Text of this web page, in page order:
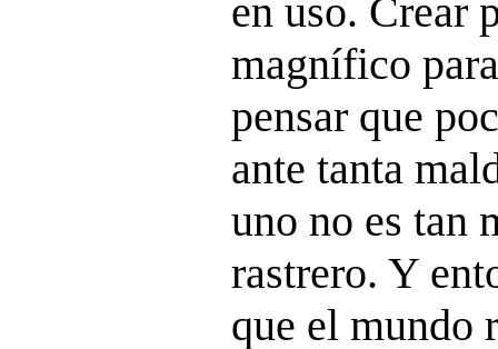
en uso. Crear
magnífico
pensar que
ante tanta
uno no es tan
rastrero. Y
que el mundo